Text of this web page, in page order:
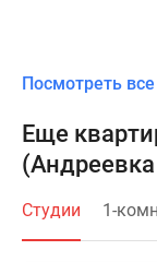
Посмотреть
Еще
Студии 1-